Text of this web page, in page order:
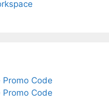
Code
Code